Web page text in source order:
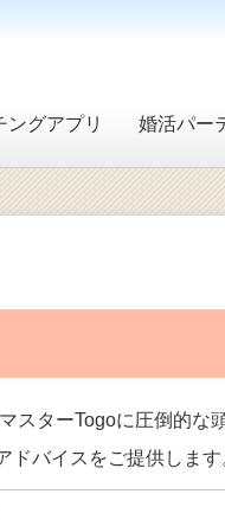
ングアプリ 婚活パー
スターTogoに圧倒的な
バイスをご提供します